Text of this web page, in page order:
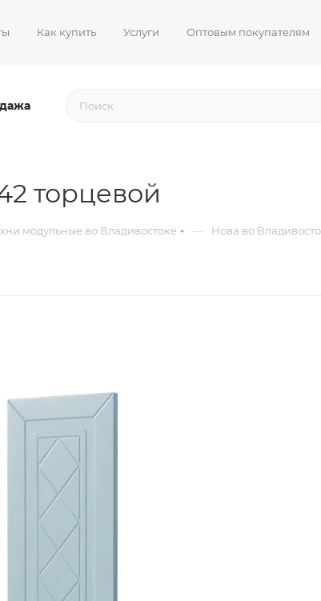
Как купить Услуги Оптовым покупателям
торцевой
модульные во Владивостоке — Нова во